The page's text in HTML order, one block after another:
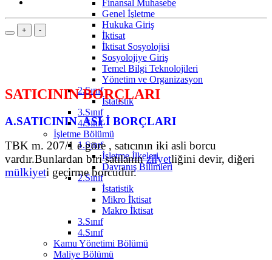
Finansal Muhasebe
Genel İşletme
Hukuka Giriş
İktisat
İktisat Sosyolojisi
Sosyolojiye Giriş
Temel Bilgi Teknolojileri
Yönetim ve Organizasyon
2.Sınıf
İstatistik
3.Sınıf
4.Sınıf
İşletme Bölümü
1.Sınıf
İşletme İlkeleri
Davranış Bilimleri
2.Sınıf
İstatistik
Mikro İktisat
Makro İktisat
3.Sınıf
4.Sınıf
Kamu Yönetimi Bölümü
Maliye Bölümü
+ -
SATICININ BORÇLARI
A.SATICININ ASLİ BORÇLARI
TBK m. 207/1 e göre , satıcının iki asli borcu
vardır.Bunlardan biri satılanınzilyetliğini devir, diğeri
mülkiyeti geçirme borcudur.